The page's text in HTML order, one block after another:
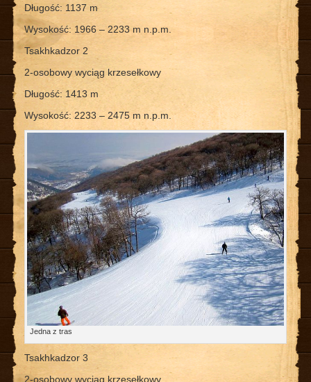
Długość: 1137 m
Wysokość: 1966 – 2233 m n.p.m.
Tsakhkadzor 2
2-osobowy wyciąg krzesełkowy
Długość: 1413 m
Wysokość: 2233 – 2475 m n.p.m.
Jedna z tras
Tsakhkadzor 3
2-osobowy wyciąg krzesełkowy